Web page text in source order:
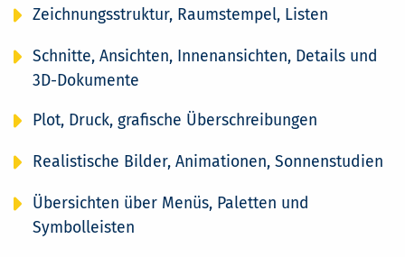
Zeichnungsstruktur, Raumstempel, Listen
Schnitte, Ansichten, Innenansichten, Details und
3D-Dokumente
Plot, Druck, grafische Überschreibungen
Realistische Bilder, Animationen, Sonnenstudien
Übersichten über Menüs, Paletten und
Symbolleisten